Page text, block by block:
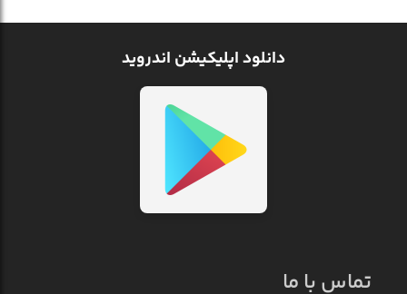
دانلود اپلیکیشن اندروید
تماس با ما